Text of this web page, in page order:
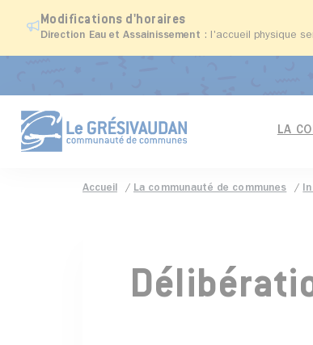
Modifications d'horaires
Direction Eau et Assainissement : l'accueil physique
LA
Accueil La communauté de communes